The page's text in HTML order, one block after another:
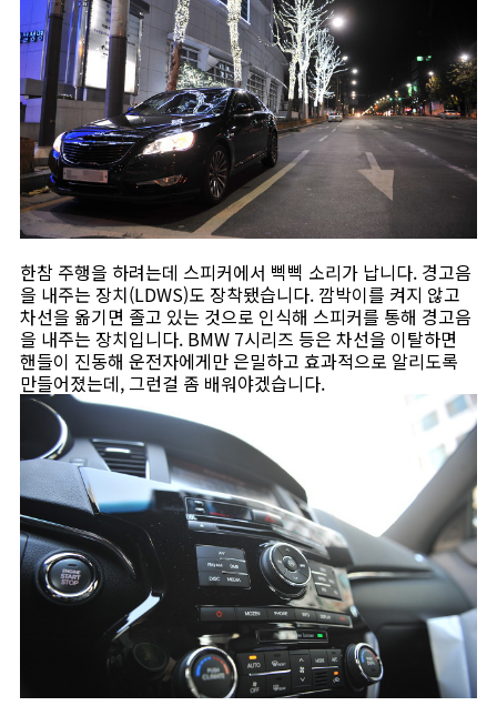
한참 주행을 하려는데 스피커에서 삑삑 소리가 납니다. 경고음
을 내주는 장치(LDWS)도 장착됐습니다. 깜박이를 켜지 않고
차선을 옮기면 졸고 있는 것으로 인식해 스피커를 통해 경고음
을 내주는 장치입니다. BMW 7시리즈 등은 차선을 이탈하면
핸들이 진동해 운전자에게만 은밀하고 효과적으로 알리도록
만들어졌는데, 그런걸 좀 배워야겠습니다.